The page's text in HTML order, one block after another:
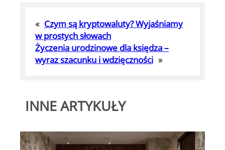
« Czym są kryptowaluty? Wyjaśniamy
w prostych słowach
Życzenia urodzinowe dla księdza –
wyraz szacunku i wdzięczności »
INNE ARTYKUŁY